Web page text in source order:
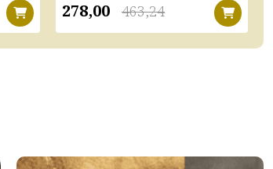
463,24
278,00